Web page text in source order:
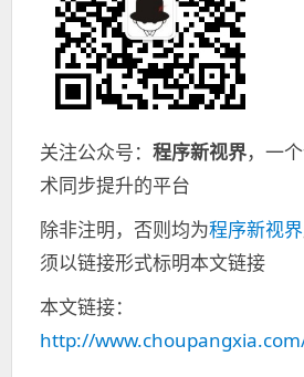
关注公众号： 程序新视界，一
术同步提升的平台
除非注明，否则均为程序新视界
须以链接形式标明本文链接
本文链接：
http://